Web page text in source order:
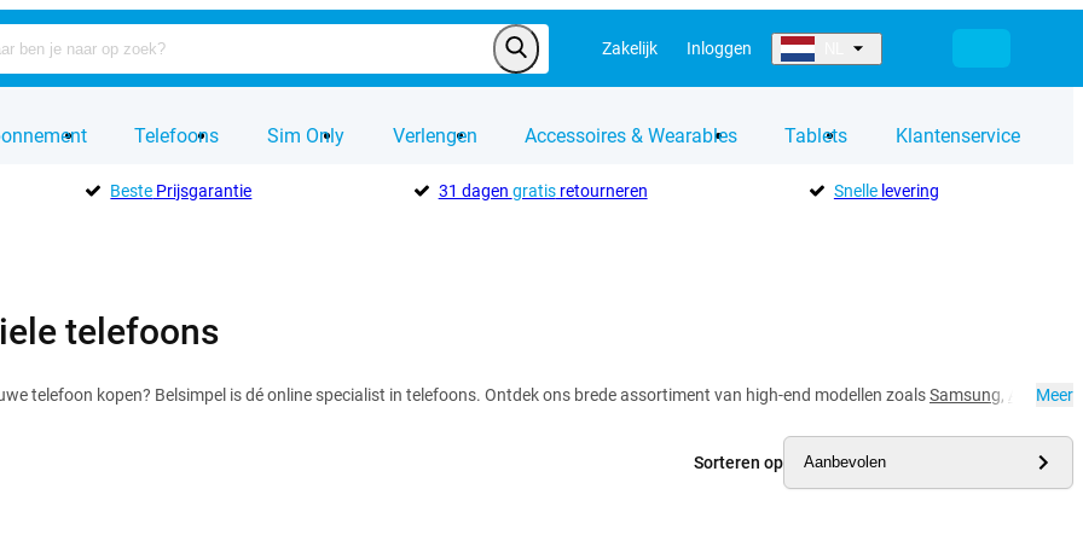
Zakelijk Inloggen
Telefoons Sim Only Verlengen Accessoires & Wearables Tablets Klantenservice
Beste Prijsgarantie 31 dagen gratisretourneren Snellelevering
telefoons
telefoon kopen? Belsimpel is dé online specialist in telefoons. Ontdek ons brede assortiment van high-end modellen zoalsSamsung, Appleen
Meer
Sorteren op Aanbevolen